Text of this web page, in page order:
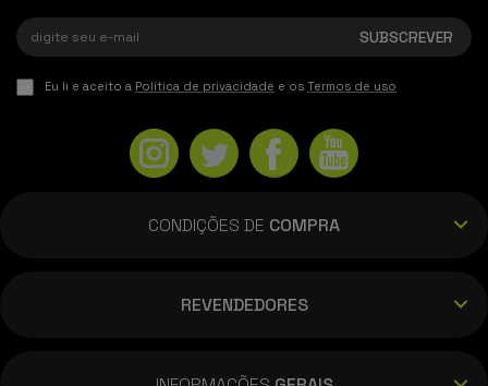
Eu li e aceito a Política de privacidade e os Termos de uso
CONDIÇÕES DE COMPRA
REVENDEDORES